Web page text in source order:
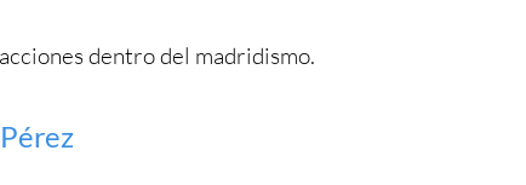
dentro del madridismo.